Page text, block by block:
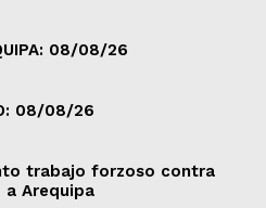
08/08/26
08/08/26
trabajo forzoso contra
a Arequipa